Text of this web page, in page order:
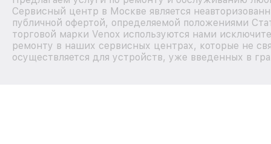
Сервисный центр в Москве является
публичной офертой, определяемой положениями
торговой марки Venox используются нами
ремонту в наших сервисных центрах, которые не
осуществляется для устройств, уже введенных в